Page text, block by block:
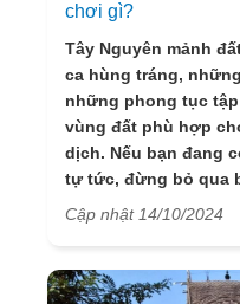
chơi gì?
Tây Nguyên mảnh
ca hùng tráng,
những phong tục
vùng đất phù hợp
dịch. Nếu bạn đang
tự tức, đừng bỏ qua
VietSense Travel
Cập nhật 14/10/2024